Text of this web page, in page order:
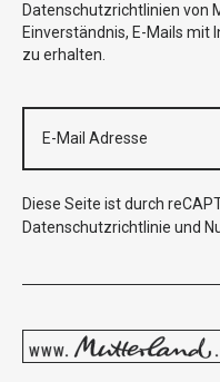
Datenschutzrichtlinien von
Einverständnis, E-Mails
zu erhalten.
Diese Seite ist durch
Datenschutzrichtlinie und